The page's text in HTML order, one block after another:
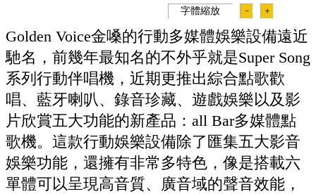
字體縮放 － ＋
Golden Voice金嗓的行動多媒體娛樂設備遠近
馳名，前幾年最知名的不外乎就是Super Song
系列行動伴唱機，近期更推出綜合點歌歡
唱、藍牙喇叭、錄音珍藏、遊戲娛樂以及影
片欣賞五大功能的新產品：all Bar多媒體點
歌機。這款行動娛樂設備除了匯集五大影音
娛樂功能，還擁有非常多特色，像是搭載六
單體可以呈現高音質、廣音域的聲音效能，